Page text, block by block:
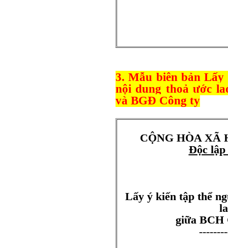
3. Mẫu biên bản
nội dung thoả ước
và BGĐ Công ty
CỘNG HÒA XÃ
Độc lập
Lấy ý kiến tập thể
giữa BCH